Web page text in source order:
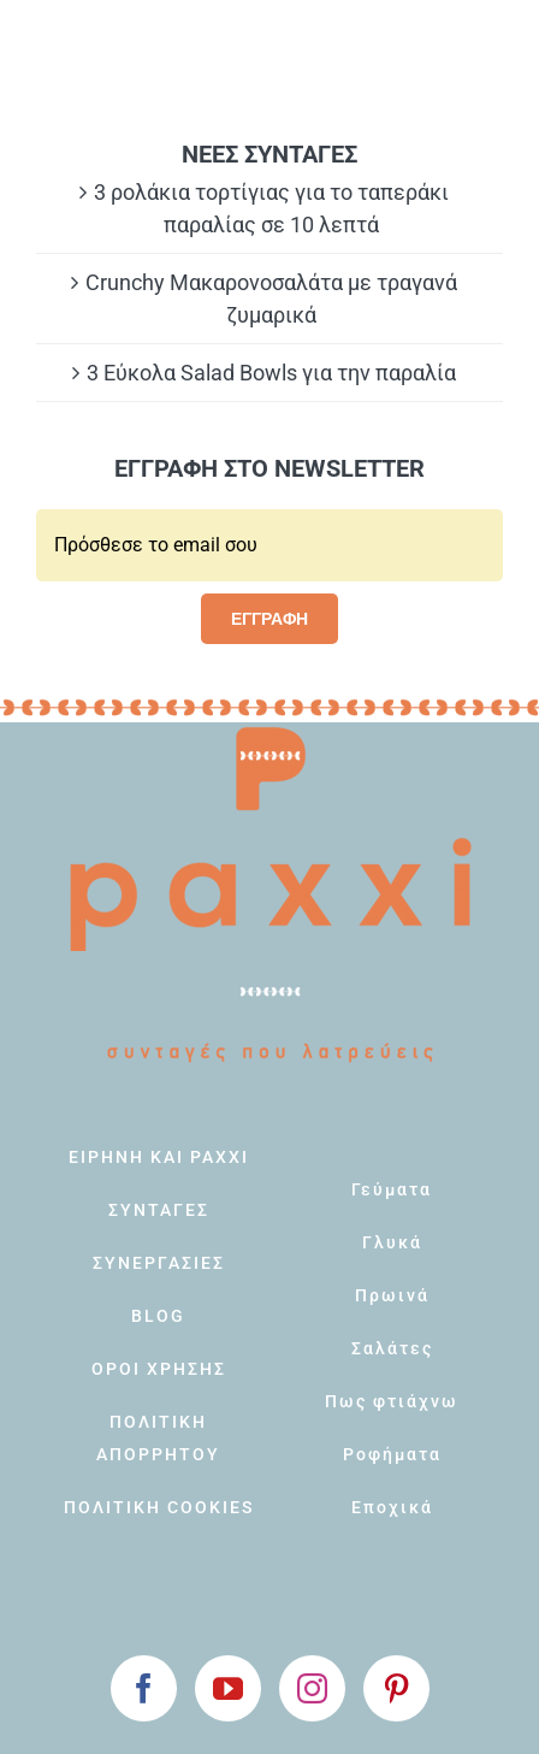
ΝΕΕΣ ΣΥΝΤΑΓΕΣ
3 ρολάκια τορτίγιας για το ταπεράκι
παραλίας σε 10 λεπτά
Crunchy Μακαρονοσαλάτα με τραγανά
ζυμαρικά
3 Εύκολα Salad Bowls για την παραλία
ΕΓΓΡΑΦΗ ΣΤΟ NEWSLETTER
ΕΓΓΡΑΦΗ
ΕΙΡΗΝΗ ΚΑΙ PAXXI
ΣΥΝΤΑΓΕΣ
ΣΥΝΕΡΓΑΣΙΕΣ
BLOG
ΟΡΟΙ ΧΡΗΣΗΣ
ΠΟΛΙΤΙΚΗ
ΑΠΟΡΡΗΤΟΥ
ΠΟΛΙΤΙΚΗ COOKIES
Γεύματα
Γλυκά
Πρωινά
Σαλάτες
Πως φτιάχνω
Ροφήματα
Εποχικά